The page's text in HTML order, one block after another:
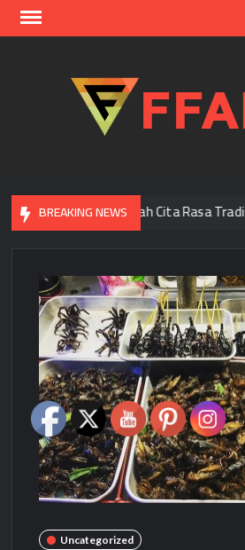
Skip
BREAKING NEWS
Menjelajah Cita Rasa
Uncategorized